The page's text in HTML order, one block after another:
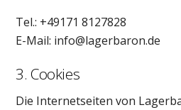
Tel.: +49171 8127828
E-Mail: info@lagerbaron.de
3. Cookies
Die Internetseiten von